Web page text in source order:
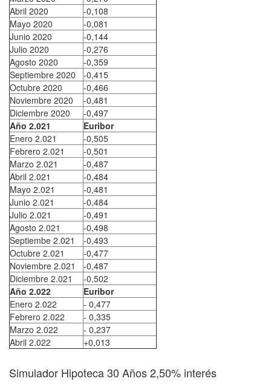
Abril 2020
-0,108
Mayo 2020
-0,081
Junio 2020
-0,144
Julio 2020
-0,276
Agosto 2020
-0,359
Septiembre 2020
-0,415
Octubre 2020
-0,466
Noviembre 2020
-0,481
Diciembre 2020
-0,497
Año 2.021
Euribor
Enero 2.021
-0,505
Febrero 2.021
-0,501
Marzo 2.021
-0,487
Abril 2.021
-0,484
Mayo 2.021
-0,481
Junio 2.021
-0,484
Julio 2.021
-0,491
Agosto 2.021
-0,498
Septiembe 2.021
-0,493
Octubre 2.021
-0,477
Noviembre 2.021
-0,487
Diciembre 2.021
-0,502
Año 2.022
Euribor
Enero 2.022
- 0,477
Febrero 2.022
- 0,335
Marzo 2.022
- 0,237
Abril 2.022
+0,013
Simulador Hipoteca 30 Años 2,50% interés